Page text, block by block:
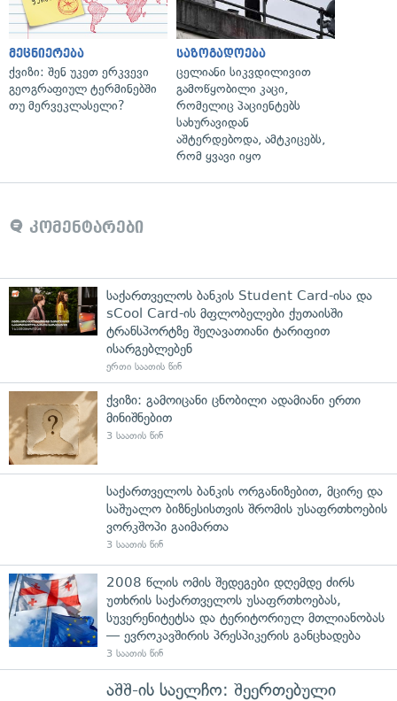
მეცნიერება
ქვიზი: შენ უკეთ ერკვევი
გეოგრაფიულ ტერმინებში
თუ მერვეკლასელი?
საზოგადოება
ცელიანი სიკვდილივით
გამოწყობილი კაცი,
რომელიც პაციენტებს
სახურავიდან
აშტერდებოდა, ამტკიცებს,
რომ ყვავი იყო
კომენტარები
საქართველოს ბანკის Student Card-ისა და
sCool Card-ის მფლობელები ქუთაისში
ტრანსპორტზე შეღავათიანი ტარიფით
ისარგებლებენ
ერთი საათის წინ
ქვიზი: გამოიცანი ცნობილი ადამიანი ერთი
მინიშნებით
3 საათის წინ
საქართველოს ბანკის ორგანიზებით, მცირე და
საშუალო ბიზნესისთვის შრომის უსაფრთხოების
ვორკშოპი გაიმართა
3 საათის წინ
2008 წლის ომის შედეგები დღემდე ძირს
უთხრის საქართველოს უსაფრთხოებას,
სუვერენიტეტსა და ტერიტორიულ მთლიანობას
— ევროკავშირის პრესპიკერის განცხადება
3 საათის წინ
აშშ-ის საელჩო: შეერთებული